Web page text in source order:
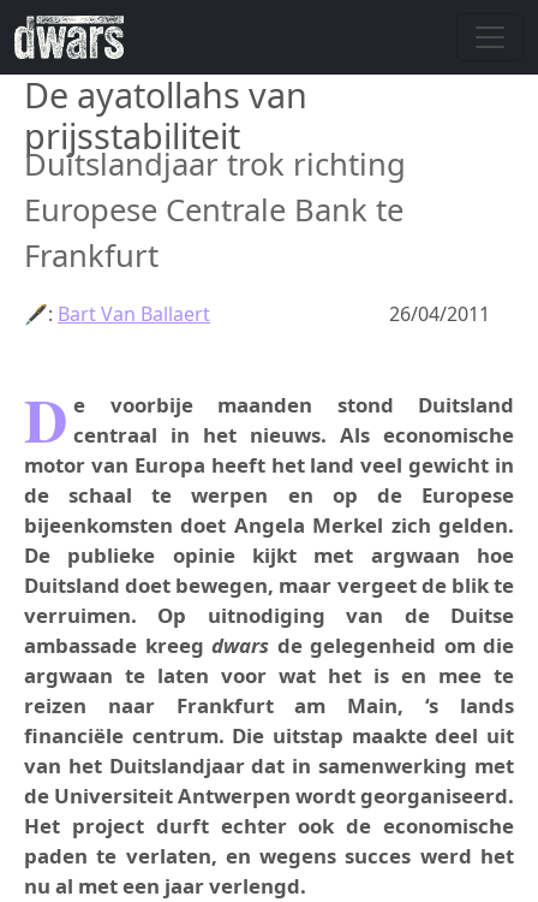
Skip to main content
De ayatollahs van
prijsstabiliteit
Duitslandjaar trok richting
Europese Centrale Bank te
Frankfurt
26/04/2011
🖋: Bart Van Ballaert
D e voorbije maanden stond Duitsland
centraal in het nieuws. Als economische
motor van Europa heeft het land veel gewicht in
de schaal te werpen en op de Europese
bijeenkomsten doet Angela Merkel zich gelden.
De publieke opinie kijkt met argwaan hoe
Duitsland doet bewegen, maar vergeet de blik te
verruimen. Op uitnodiging van de Duitse
ambassade kreeg dwars de gelegenheid om die
argwaan te laten voor wat het is en mee te
reizen naar Frankfurt am Main, ‘s lands
financiële centrum. Die uitstap maakte deel uit
van het Duitslandjaar dat in samenwerking met
de Universiteit Antwerpen wordt georganiseerd.
Het project durft echter ook de economische
paden te verlaten, en wegens succes werd het
nu al met een jaar verlengd.